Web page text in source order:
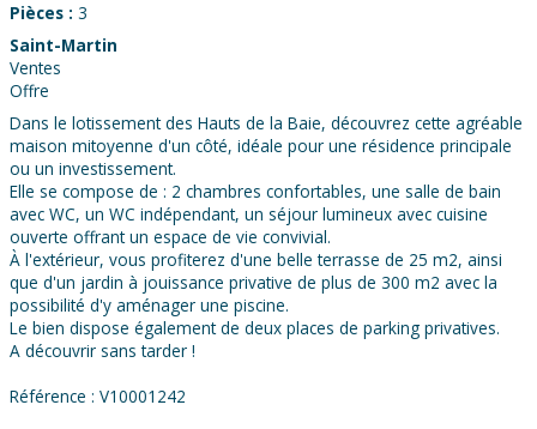
Pièces : 3
Saint-Martin
Ventes
Offre
Dans le lotissement des Hauts de la Baie, découvrez cette agréable
maison mitoyenne d'un côté, idéale pour une résidence principale
ou un investissement.
Elle se compose de : 2 chambres confortables, une salle de bain
avec WC, un WC indépendant, un séjour lumineux avec cuisine
ouverte offrant un espace de vie convivial.
À l'extérieur, vous profiterez d'une belle terrasse de 25 m2, ainsi
que d'un jardin à jouissance privative de plus de 300 m2 avec la
possibilité d'y aménager une piscine.
Le bien dispose également de deux places de parking privatives.
A découvrir sans tarder !
Référence : V10001242